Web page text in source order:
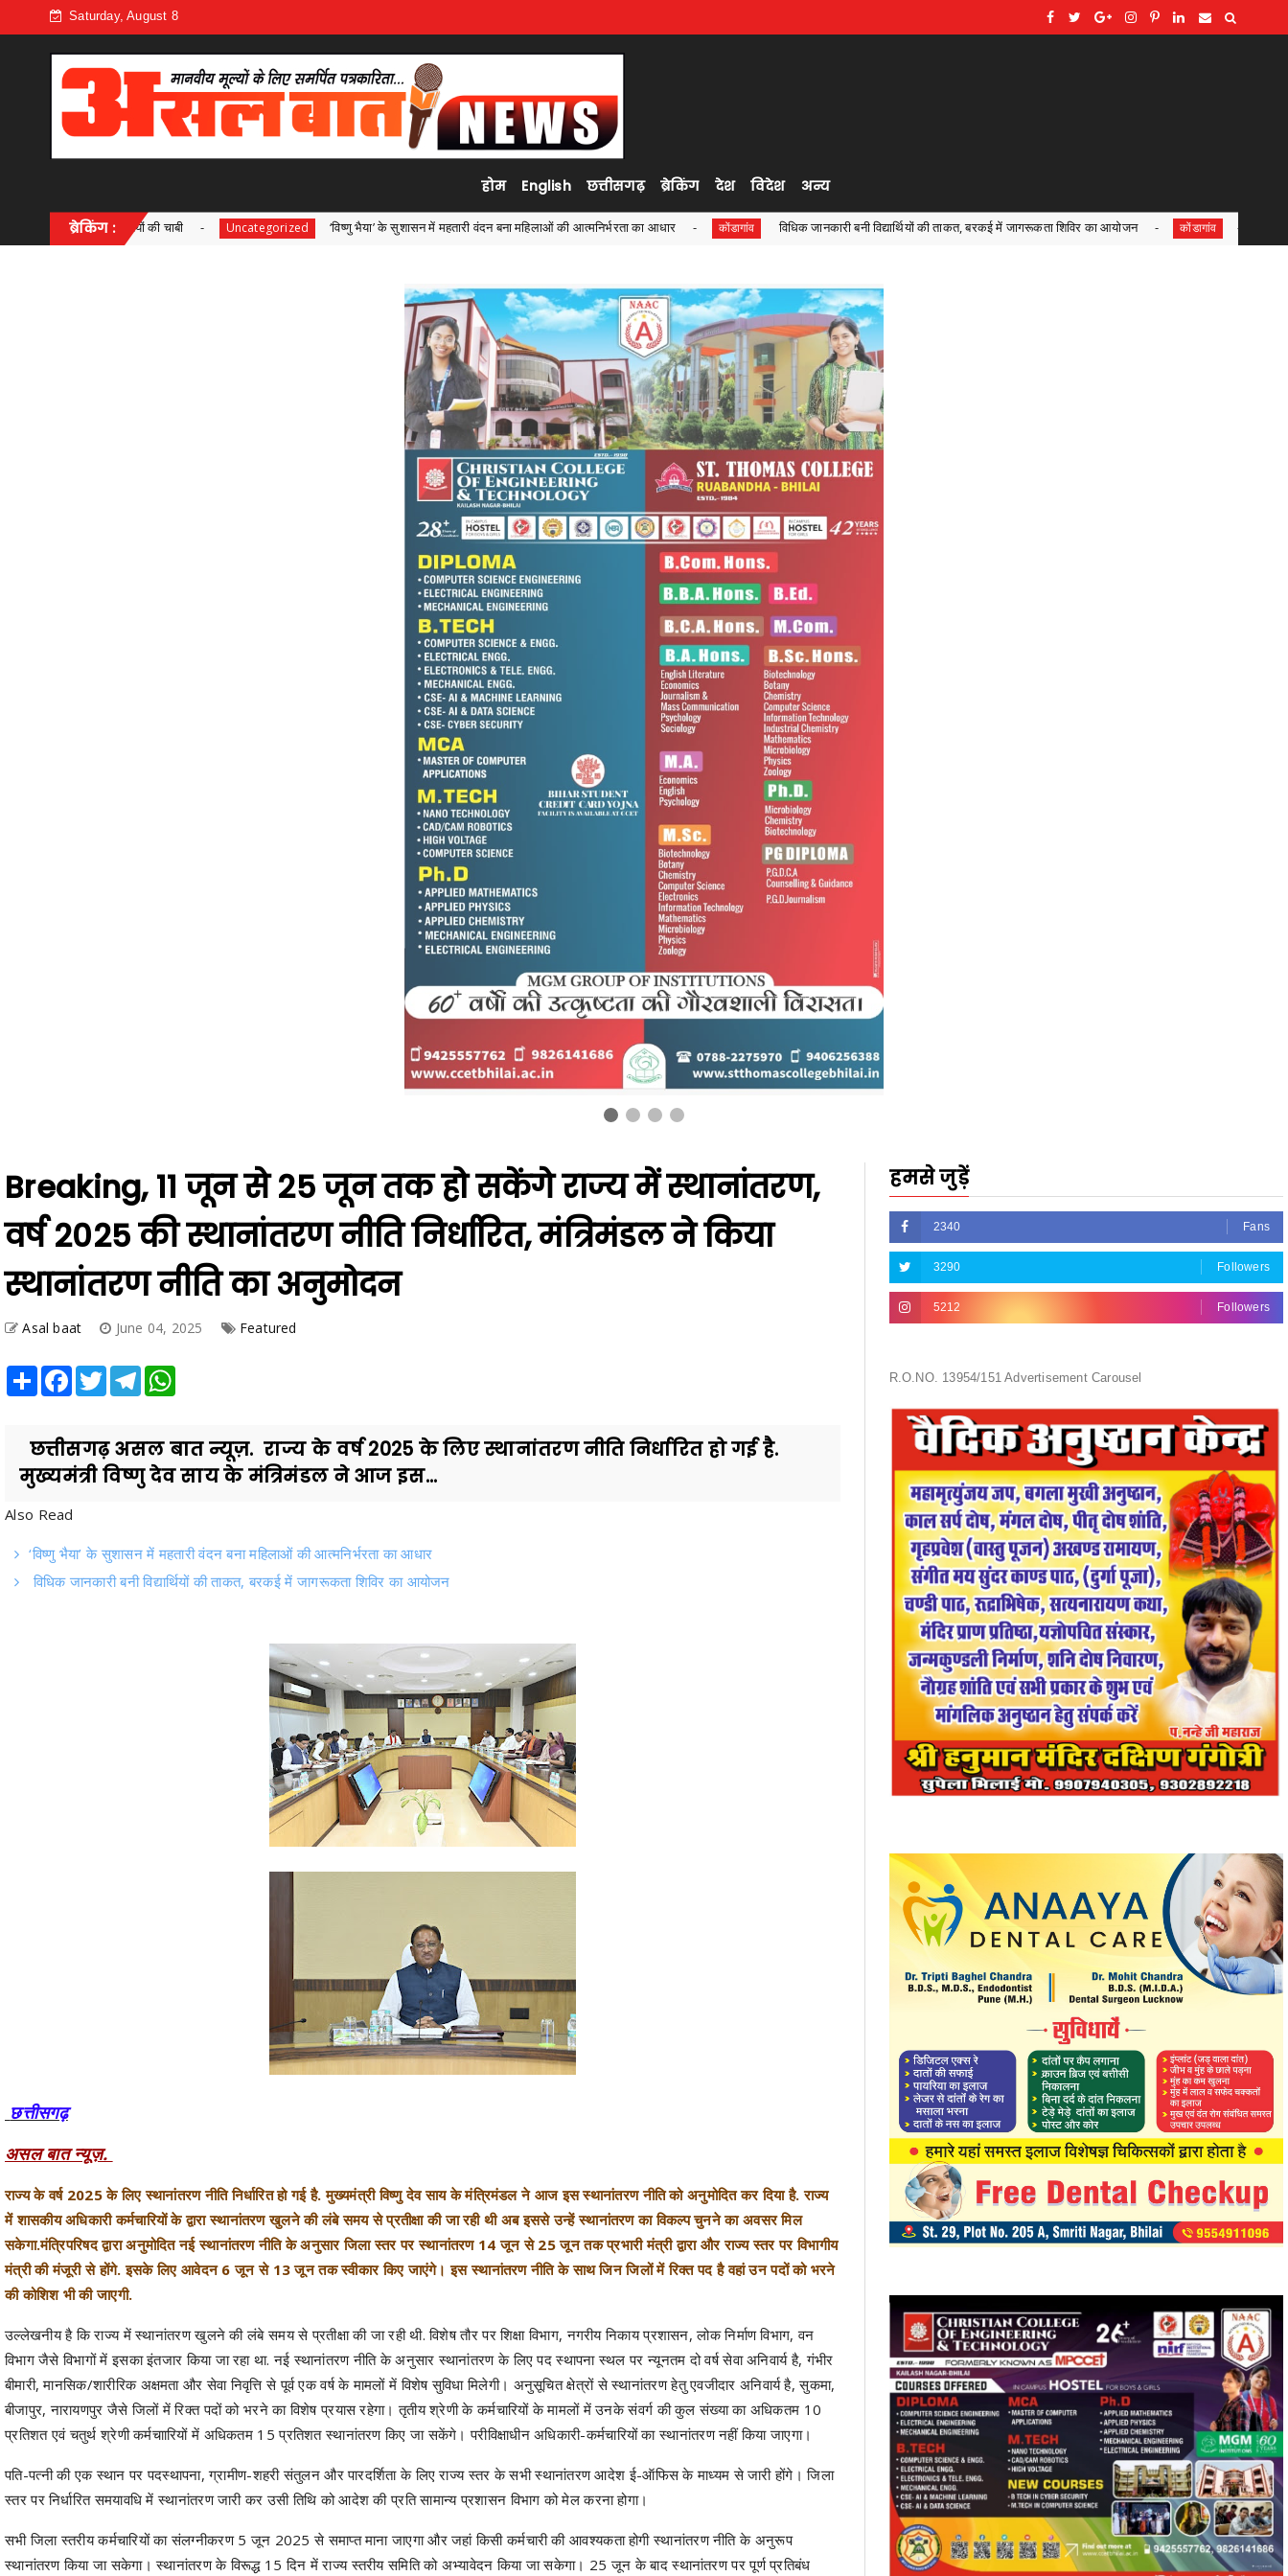
Saturday, August 8
होम English छत्तीसगढ़ ब्रेकिंग देश विदेश अन्य
ब्रेकिंग :Uncategorized ‘विष्णु भैया’ के सुशासन में महतारी वंदन बना महिलाओं की आत्मनिर्भरता का आधार कोंडागांव विधिक जानकारी बनी विद्यार्थियों की ताकत, बरकई में जागरूकता शिविर का आयोजन कोंडागांव अपराध नियंत्रण एवं कानून व्यवस्था
Breaking, 11 जून से 25 जून तक हो सकेंगे राज्य में स्थानांतरण,
वर्ष 2025 की स्थानांतरण नीति निर्धारित, मंत्रिमंडल ने किया
स्थानांतरण नीति का अनुमोदन
Asal baat June 04, 2025 Featured
Share Facebook
Twitter Telegram
छत्तीसगढ़ असल बात न्यूज़. राज्य के वर्ष 2025 के लिए स्थानांतरण नीति निर्धारित हो गई है.
मुख्यमंत्री विष्णु देव साय के मंत्रिमंडल ने आज इस...
Also Read
‘विष्णु भैया’ के सुशासन में महतारी वंदन बना महिलाओं की आत्मनिर्भरता का आधार
विधिक जानकारी बनी विद्यार्थियों की ताकत, बरकई में जागरूकता शिविर का आयोजन
छत्तीसगढ़
असल बात न्यूज़.
राज्य के वर्ष 2025 के लिए स्थानांतरण नीति निर्धारित हो गई है. मुख्यमंत्री विष्णु देव साय के मंत्रिमंडल ने आज इस स्थानांतरण नीति को अनुमोदित कर दिया है. राज्य
में शासकीय अधिकारी कर्मचारियों के द्वारा स्थानांतरण खुलने की लंबे समय से प्रतीक्षा की जा रही थी अब इससे उन्हें स्थानांतरण का विकल्प चुनने का अवसर मिल
सकेगा.मंत्रिपरिषद द्वारा अनुमोदित नई स्थानांतरण नीति के अनुसार जिला स्तर पर स्थानांतरण 14 जून से 25 जून तक प्रभारी मंत्री द्वारा और राज्य स्तर पर विभागीय
मंत्री की मंजूरी से होंगे. इसके लिए आवेदन 6 जून से 13 जून तक स्वीकार किए जाएंगे। इस स्थानांतरण नीति के साथ जिन जिलों में रिक्त पद है वहां उन पदों को भरने
की कोशिश भी की जाएगी.
उल्लेखनीय है कि राज्य में स्थानांतरण खुलने की लंबे समय से प्रतीक्षा की जा रही थी. विशेष तौर पर शिक्षा विभाग, नगरीय निकाय प्रशासन, लोक निर्माण विभाग, वन
विभाग जैसे विभागों में इसका इंतजार किया जा रहा था. नई स्थानांतरण नीति के अनुसार स्थानांतरण के लिए पद स्थापना स्थल पर न्यूनतम दो वर्ष सेवा अनिवार्य है, गंभीर
बीमारी, मानसिक/शारीरिक अक्षमता और सेवा निवृत्ति से पूर्व एक वर्ष के मामलों में विशेष सुविधा मिलेगी। अनुसूचित क्षेत्रों से स्थानांतरण हेतु एवजीदार अनिवार्य है, सुकमा,
बीजापुर, नारायणपुर जैसे जिलों में रिक्त पदों को भरने का विशेष प्रयास रहेगा। तृतीय श्रेणी के कर्मचारियों के मामलों में उनके संवर्ग की कुल संख्या का अधिकतम 10
प्रतिशत एवं चतुर्थ श्रेणी कर्मचाारियों में अधिकतम 15 प्रतिशत स्थानांतरण किए जा सकेंगे। परीविक्षाधीन अधिकारी-कर्मचारियों का स्थानांतरण नहीं किया जाएगा।
पति-पत्नी की एक स्थान पर पदस्थापना, ग्रामीण-शहरी संतुलन और पारदर्शिता के लिए राज्य स्तर के सभी स्थानांतरण आदेश ई-ऑफिस के माध्यम से जारी होंगे। जिला
स्तर पर निर्धारित समयावधि में स्थानांतरण जारी कर उसी तिथि को आदेश की प्रति सामान्य प्रशासन विभाग को मेल करना होगा।
सभी जिला स्तरीय कर्मचारियों का संलग्नीकरण 5 जून 2025 से समाप्त माना जाएगा और जहां किसी कर्मचारी की आवश्यकता होगी स्थानांतरण नीति के अनुरूप
स्थानांतरण किया जा सकेगा। स्थानांतरण के विरूद्ध 15 दिन में राज्य स्तरीय समिति को अभ्यावेदन किया जा सकेगा। 25 जून के बाद स्थानांतरण पर पूर्ण प्रतिबंध
हमसे जुड़ें
2340 Fans
3290 Followers
5212 Followers
R.O.NO. 13954/151 Advertisement Carousel